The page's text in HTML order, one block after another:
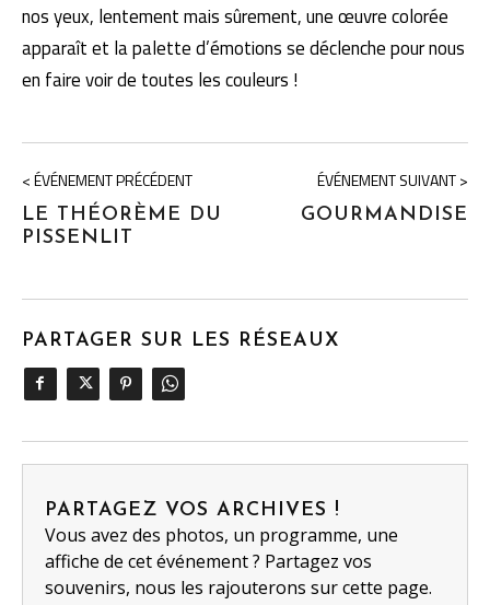
nos yeux, lentement mais sûrement, une œuvre colorée
apparaît et la palette d’émotions se déclenche pour nous
en faire voir de toutes les couleurs !
< ÉVÉNEMENT PRÉCÉDENT
LE THÉORÈME DU
PISSENLIT
ÉVÉNEMENT SUIVANT >
GOURMANDISE
PARTAGER SUR LES RÉSEAUX
PARTAGEZ VOS ARCHIVES !
Vous avez des photos, un programme, une
affiche de cet événement ? Partagez vos
souvenirs, nous les rajouterons sur cette page.